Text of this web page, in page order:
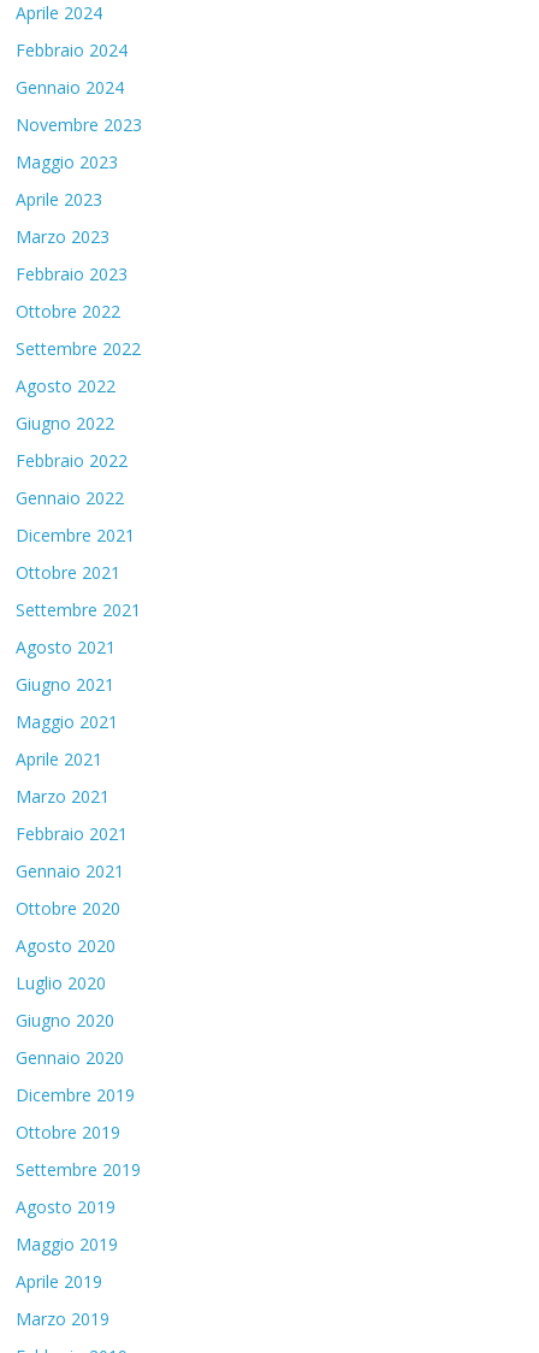
Aprile 2024
Febbraio 2024
Gennaio 2024
Novembre 2023
Maggio 2023
Aprile 2023
Marzo 2023
Febbraio 2023
Ottobre 2022
Settembre 2022
Agosto 2022
Giugno 2022
Febbraio 2022
Gennaio 2022
Dicembre 2021
Ottobre 2021
Settembre 2021
Agosto 2021
Giugno 2021
Maggio 2021
Aprile 2021
Marzo 2021
Febbraio 2021
Gennaio 2021
Ottobre 2020
Agosto 2020
Luglio 2020
Giugno 2020
Gennaio 2020
Dicembre 2019
Ottobre 2019
Settembre 2019
Agosto 2019
Maggio 2019
Aprile 2019
Marzo 2019